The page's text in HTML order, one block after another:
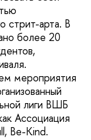
стрит-арта. В
более 20
мероприятия
лиги ВШБ
Ассоциация
Be-Kind.